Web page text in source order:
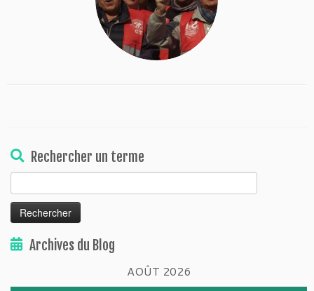
Rechercher un terme
Archives du Blog
AOÛT 2026